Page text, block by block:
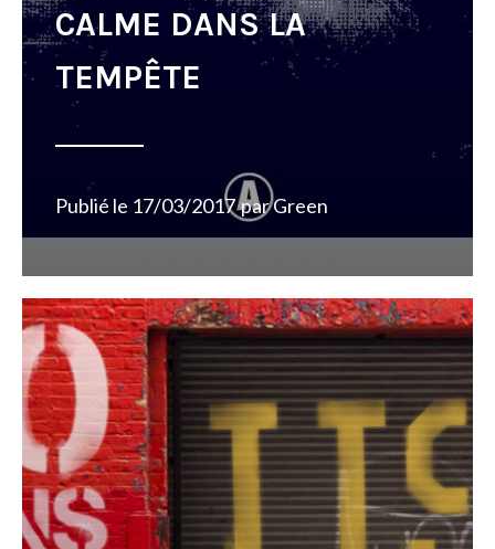
CALME DANS LA
TEMPÊTE
Publié le 17/03/2017 parGreen